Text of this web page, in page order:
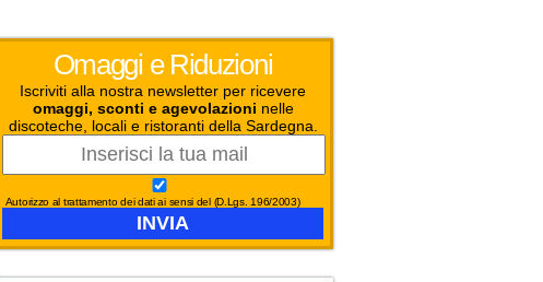
Omaggi e Riduzioni
Iscriviti alla nostra newsletter per ricevere
omaggi, sconti e agevolazioni nelle
discoteche, locali e ristoranti della Sardegna.
Autorizzo al trattamento dei dati ai sensi del (D.Lgs. 196/2003)